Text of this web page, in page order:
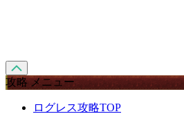
攻略 メニュー
ログレス攻略TOP